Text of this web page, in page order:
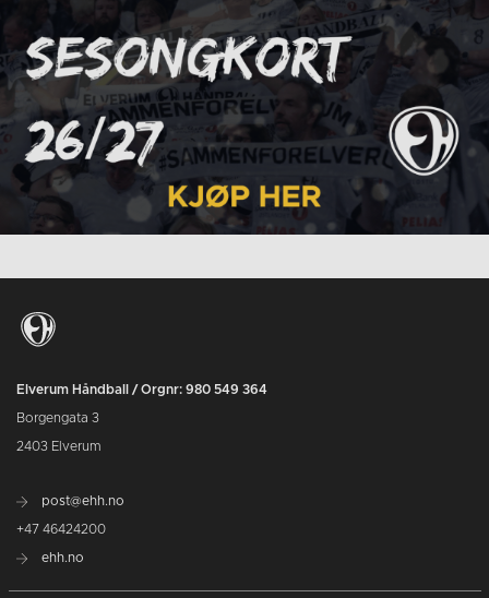
Elverum Håndball / Orgnr: 980 549 364
Borgengata 3
2403 Elverum
post@ehh.no
+47 46424200
ehh.no